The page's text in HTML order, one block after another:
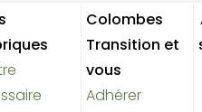
Colombes
Transition et
vous
Adhérer